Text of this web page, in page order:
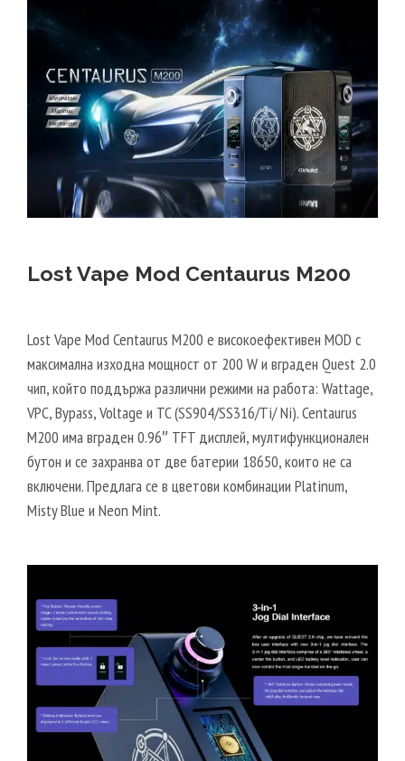
Lost Vape Mod Centaurus M200
Lost Vape Mod Centaurus M200 е високоефективен MOD с
максимална изходна мощност от 200 W и вграден Quest 2.0
чип, който поддържа различни режими на работа: Wattage,
VPC, Bypass, Voltage и TC (SS904/SS316/Ti/ Ni). Centaurus
M200 има вграден 0.96″ TFT дисплей, мултифункционален
бутон и се захранва от две батерии 18650, които не са
включени. Предлага се в цветови комбинации Platinum,
Misty Blue и Neon Mint.